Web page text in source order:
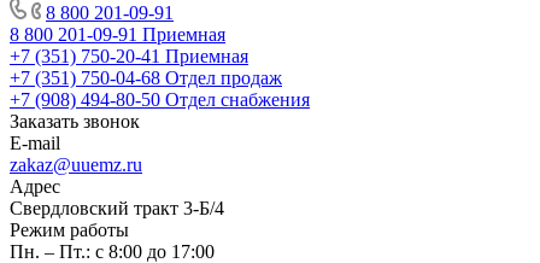
8 800 201-09-91
8 800 201-09-91 Приемная
+7 (351) 750-20-41 Приемная
+7 (351) 750-04-68 Отдел продаж
+7 (908) 494-80-50 Отдел снабжения
Заказать звонок
E-mail
zakaz@uuemz.ru
Адрес
Свердловский тракт 3-Б/4
Режим работы
Пн. – Пт.: с 8:00 до 17:00